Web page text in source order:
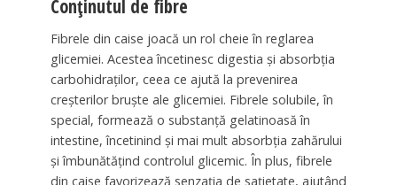
Conținutul de fibre
Fibrele din caise joacă un rol cheie în reglarea
glicemiei. Acestea încetinesc digestia și absorbția
carbohidraților, ceea ce ajută la prevenirea
creșterilor bruște ale glicemiei. Fibrele solubile, în
special, formează o substanță gelatinoasă în
intestine, încetinind și mai mult absorbția zahărului
și îmbunătățind controlul glicemic. În plus, fibrele
din caise favorizează senzația de sațietate, ajutând